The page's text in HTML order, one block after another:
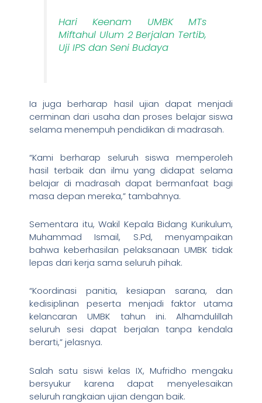
Hari Keenam UMBK MTs
Miftahul Ulum 2 Berjalan Tertib,
Uji IPS dan Seni Budaya
Ia juga berharap hasil ujian dapat menjadi
cerminan dari usaha dan proses belajar siswa
selama menempuh pendidikan di madrasah.
“Kami berharap seluruh siswa memperoleh
hasil terbaik dan ilmu yang didapat selama
belajar di madrasah dapat bermanfaat bagi
masa depan mereka,” tambahnya.
Sementara itu, Wakil Kepala Bidang Kurikulum,
Muhammad Ismail, S.Pd, menyampaikan
bahwa keberhasilan pelaksanaan UMBK tidak
lepas dari kerja sama seluruh pihak.
“Koordinasi panitia, kesiapan sarana, dan
kedisiplinan peserta menjadi faktor utama
kelancaran UMBK tahun ini. Alhamdulillah
seluruh sesi dapat berjalan tanpa kendala
berarti,” jelasnya.
Salah satu siswi kelas IX, Mufridho mengaku
bersyukur karena dapat menyelesaikan
seluruh rangkaian ujian dengan baik.